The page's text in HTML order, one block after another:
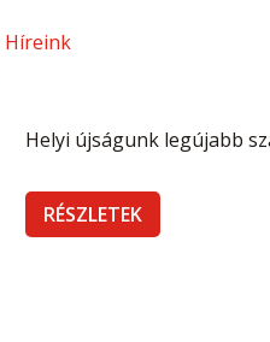
Híreink
Helyi újságunk legújabb
RÉSZLETEK